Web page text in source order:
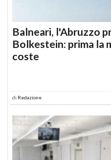
Balneari, l'Abruzzo
Bolkestein: prima la
coste
di Redazione